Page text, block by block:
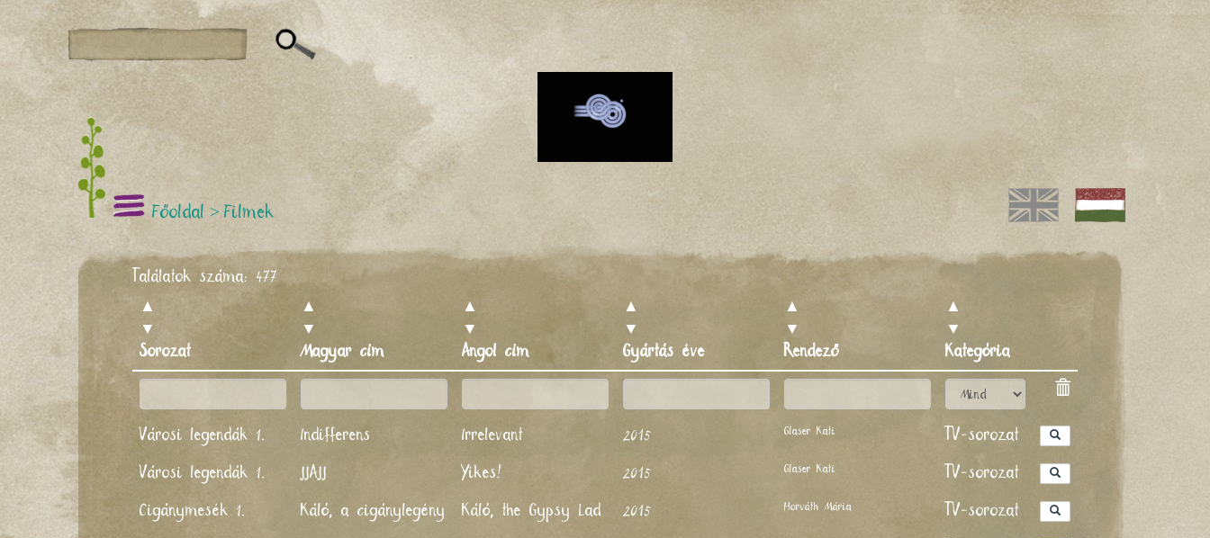
Főoldal > Filmek
Találatok száma: 477
▲
▼
Sorozat
▲
▼
Magyar cím
▲
▼
Angol cím
▲
▼
Gyártás éve
▲
▼
Rendező
▲
▼
Kategória
Városi legendák 1. Indifferens Irrelevant 2015 Glaser Kati TV-sorozat
Városi legendák 1. JJAJJ Yikes! 2015 Glaser Kati TV-sorozat
Cigánymesék 1. Káló, a cigánylegény Káló, the Gypsy Lad 2015 Horváth Mária TV-sorozat